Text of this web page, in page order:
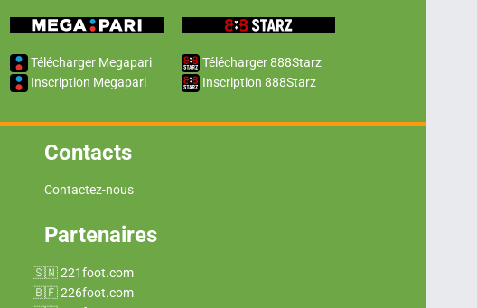
Télécharger Megapari
Inscription Megapari
Télécharger 888Starz
Inscription 888Starz
Contacts
Contactez-nous
Partenaires
221foot.com
226foot.com